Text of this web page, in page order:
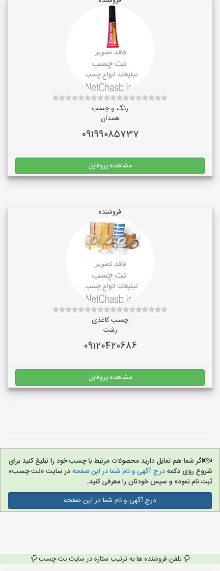
رنگ و چسب
همدان
09199085737
مشاهده پروفایل
فروشنده
چسب کاغذی
رشت
09120420686
مشاهده پروفایل
اگر شما هم تمایل دارید محصولات مرتبط با چسب خود را تبلیغ کنید برای
شروع روی دکمهدرج آگهی و نام شما در این صفحهدر سایت «نت چسب»
ثبت نام نموده و سپس خودتان را معرفی کنید.
درج آگهی و نام شما در این صفحه
تلفن فروشنده ها به ترتیب ستاره در سایت نت چسب